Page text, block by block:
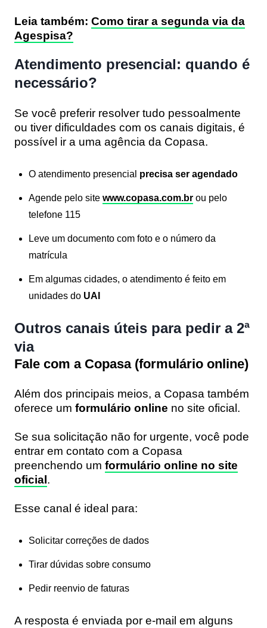
Leia também: Como tirar a segunda via da
Agespisa?
Atendimento presencial: quando é
necessário?
Se você preferir resolver tudo pessoalmente
ou tiver dificuldades com os canais digitais, é
possível ir a uma agência da Copasa.
O atendimento presencial precisa ser agendado
Agende pelo site www.copasa.com.br ou pelo
telefone 115
Leve um documento com foto e o número da
matrícula
Em algumas cidades, o atendimento é feito em
unidades do UAI
Outros canais úteis para pedir a 2ª
via
Fale com a Copasa (formulário online)
Além dos principais meios, a Copasa também
oferece um formulário online no site oficial.
Se sua solicitação não for urgente, você pode
entrar em contato com a Copasa
preenchendo um formulário online no site
oficial .
Esse canal é ideal para:
Solicitar correções de dados
Tirar dúvidas sobre consumo
Pedir reenvio de faturas
A resposta é enviada por e-mail em alguns